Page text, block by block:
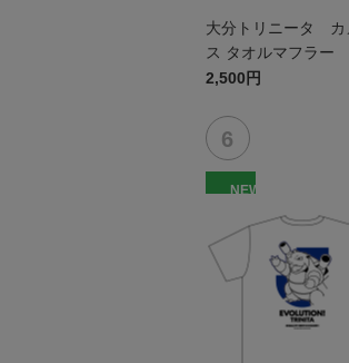
大分トリニータ カ
ス タオルマフラー
2,500円
NEW